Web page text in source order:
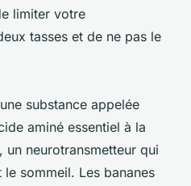
limiter votre
tasses et de ne pas le
substance appelée
aminé essentiel à la
neurotransmetteur qui
sommeil. Les bananes